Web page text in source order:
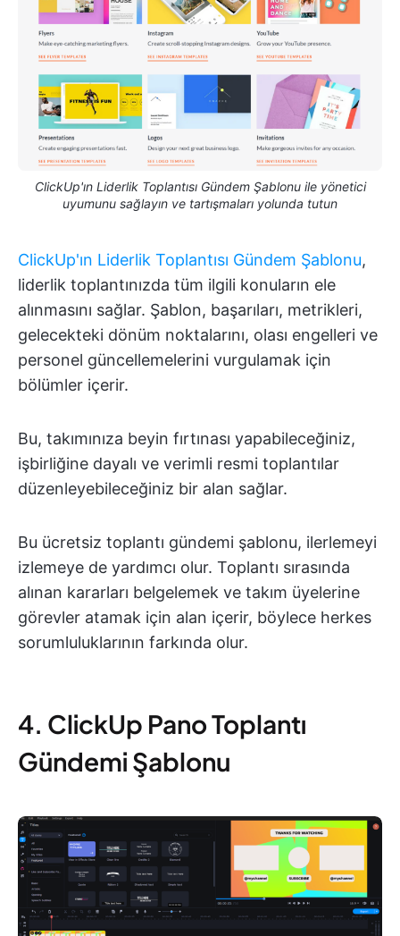
ClickUp'ın Liderlik Toplantısı Gündem Şablonu ile yönetici
uyumunu sağlayın ve tartışmaları yolunda tutun
ClickUp'ın Liderlik Toplantısı Gündem Şablonu,
liderlik toplantınızda tüm ilgili konuların ele
alınmasını sağlar. Şablon, başarıları, metrikleri,
gelecekteki dönüm noktalarını, olası engelleri ve
personel güncellemelerini vurgulamak için
bölümler içerir.
Bu, takımınıza beyin fırtınası yapabileceğiniz,
işbirliğine dayalı ve verimli resmi toplantılar
düzenleyebileceğiniz bir alan sağlar.
Bu ücretsiz toplantı gündemi şablonu, ilerlemeyi
izlemeye de yardımcı olur. Toplantı sırasında
alınan kararları belgelemek ve takım üyelerine
görevler atamak için alan içerir, böylece herkes
sorumluluklarının farkında olur.
4. ClickUp Pano Toplantı
Gündemi Şablonu